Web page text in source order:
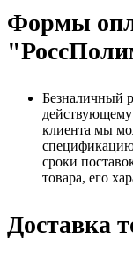
Формы
Безналичный
клиента мы
сроки
товара, его
Доставка